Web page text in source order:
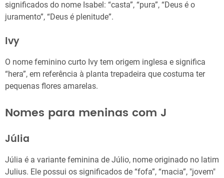
significados do nome Isabel: “casta”, “pura”, “Deus é o
juramento”, “Deus é plenitude”.
Ivy
O nome feminino curto Ivy tem origem inglesa e significa
“hera”, em referência à planta trepadeira que costuma ter
pequenas flores amarelas.
Nomes para meninas com J
Júlia
Júlia é a variante feminina de Júlio, nome originado no latim
Julius. Ele possui os significados de “fofa”, “macia”, "jovem"